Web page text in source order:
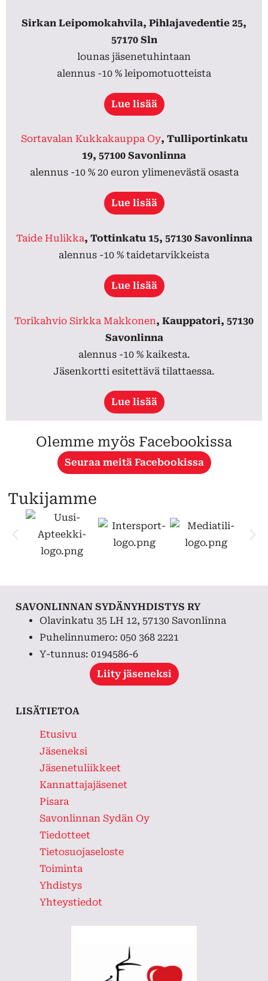
Sirkan Leipomokahvila, Pihlajavedentie 25,
57170 Sln
lounas jäsenetuhintaan
alennus -10 % leipomotuotteista
Lue lisää
Sortavalan Kukkakauppa Oy, Tulliportinkatu
19, 57100 Savonlinna
alennus -10 % 20 euron ylimenevästä osasta
Lue lisää
Taide Hulikka, Tottinkatu 15, 57130 Savonlinna
alennus -10 % taidetarvikkeista
Lue lisää
Torikahvio Sirkka Makkonen, Kauppatori, 57130
Savonlinna
alennus -10 % kaikesta.
Jäsenkortti esitettävä tilattaessa.
Lue lisää
Olemme myös Facebookissa
Seuraa meitä Facebookissa
Tukijamme
SAVONLINNAN SYDÄNYHDISTYS RY
Olavinkatu 35 LH 12, 57130 Savonlinna
Puhelinnumero: 050 368 2221
Y-tunnus: 0194586-6
Liity jäseneksi
LISÄTIETOA
Etusivu
Jäseneksi
Jäsenetuliikkeet
Kannattajajäsenet
Pisara
Savonlinnan Sydän Oy
Tiedotteet
Tietosuojaseloste
Toiminta
Yhdistys
Yhteystiedot